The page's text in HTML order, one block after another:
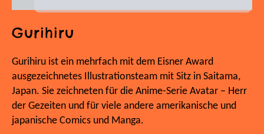
Gurihiru
Gurihiru ist ein mehrfach mit dem Eisner Award
ausgezeichnetes Illustrationsteam mit Sitz in Saitama,
Japan. Sie zeichneten für die Anime-Serie Avatar – Herr
der Gezeiten und für viele andere amerikanische und
japanische Comics und Manga.